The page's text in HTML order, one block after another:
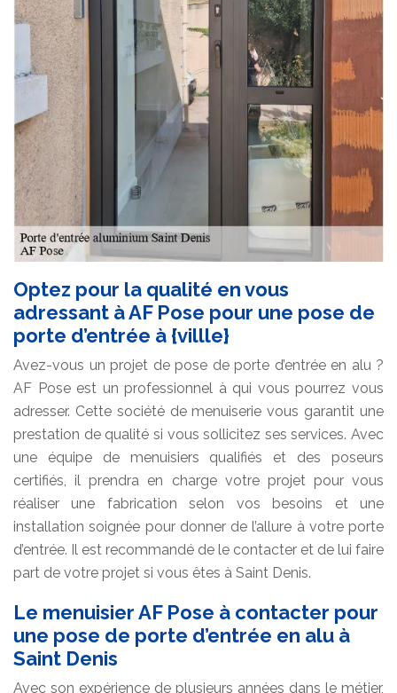
Optez pour la qualité en vous
adressant à AF Pose pour une pose de
porte d’entrée à {villle}
Avez-vous un projet de pose de porte d’entrée en alu ?
AF Pose est un professionnel à qui vous pourrez vous
adresser. Cette société de menuiserie vous garantit une
prestation de qualité si vous sollicitez ses services. Avec
une équipe de menuisiers qualifiés et des poseurs
certifiés, il prendra en charge votre projet pour vous
réaliser une fabrication selon vos besoins et une
installation soignée pour donner de l’allure à votre porte
d’entrée. Il est recommandé de le contacter et de lui faire
part de votre projet si vous êtes à Saint Denis.
Le menuisier AF Pose à contacter pour
une pose de porte d’entrée en alu à
Saint Denis
Avec son expérience de plusieurs années dans le métier,